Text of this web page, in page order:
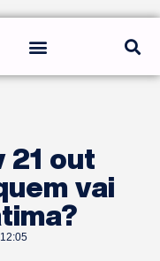
21 out
vai
12:05